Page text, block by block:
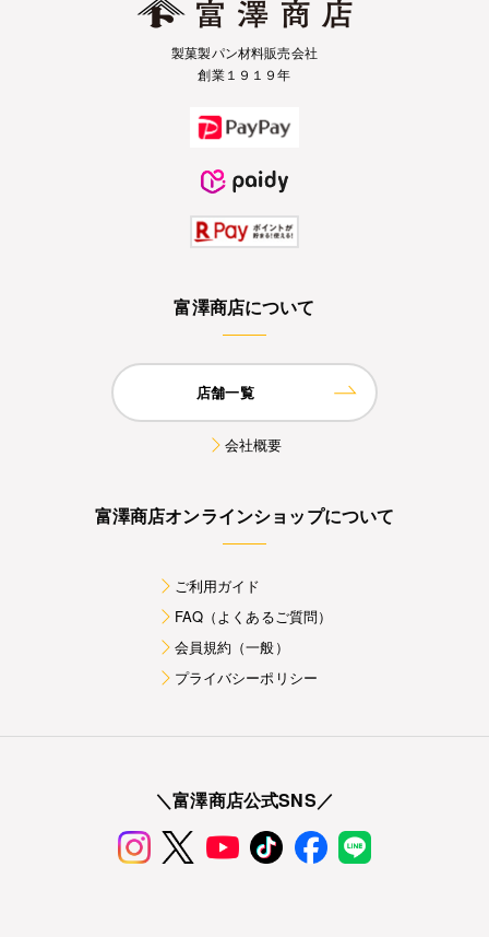
製菓製パン材料販売会社
創業１９１９年
富澤商店について
店舗一覧
会社概要
富澤商店オンラインショップについて
ご利用ガイド
FAQ（よくあるご質問）
会員規約（一般）
プライバシーポリシー
＼富澤商店公式SNS／